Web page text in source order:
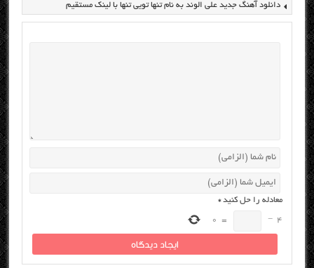
دانلود آهنگ جدید علی الوند به نام تنها تویی تنها با لینک مستقیم
معادله را حل کنید*
4
−
=
0